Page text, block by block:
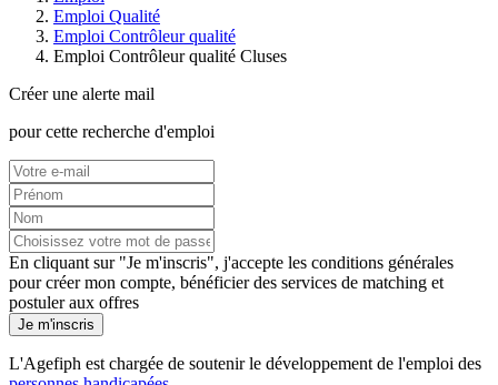
Emploi Qualité
Emploi Contrôleur qualité
Emploi Contrôleur qualité Cluses
Créer une alerte mail
pour cette recherche d'emploi
En cliquant sur "Je m'inscris", j'accepte les conditions générales
pour créer mon compte, bénéficier des services de matching et
postuler aux offres
Je m'inscris
L'Agefiph est chargée de soutenir le développement de l'emploi des